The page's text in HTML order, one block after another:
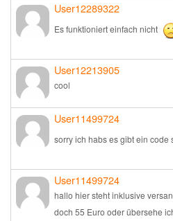
User12289322
Es funktioniert einfach nicht
User12213905
cool
User11499724
sorry ich habs es gibt ein code
User11499724
hallo hier steht inklusive
doch 55 Euro oder übersehe